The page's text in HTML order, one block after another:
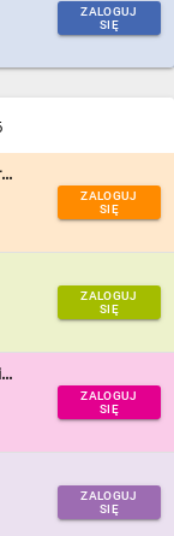
ZALOGUJ
SIĘ
ZAMKNIJ
ZALOGUJ
SIĘ
ZALOGUJ
SIĘ
ZALOGUJ
SIĘ
ZALOGUJ
SIĘ